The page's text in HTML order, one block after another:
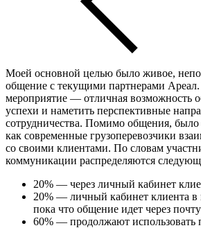
Моей основной целью было живое,
общение с текущими партнерами Ареал.
мероприятие — отличная возможность
успехи и наметить перспективные
сотрудничества. Помимо общения, было
как современные грузоперевозчики
со своими клиентами. По словам
коммуникации распределяются
20% — через личный кабинет
20% — личный кабинет клиента в
пока что общение идет через
60% — продолжают использовать